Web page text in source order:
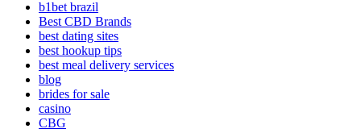
b1bet brazil
Best CBD Brands
best dating sites
best hookup tips
best meal delivery services
blog
brides for sale
casino
CBG